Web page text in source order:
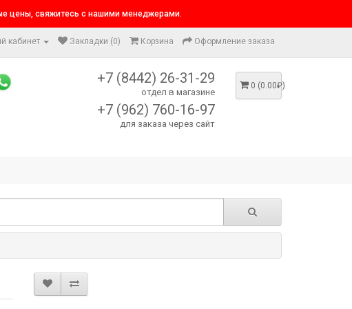
цены, свяжитесь с нашими менеджерами.
кабинет Закладки (0) Корзина Оформление заказа
+7 (8442) 26-31-29
отдел в магазине
+7 (962) 760-16-97
для заказа через сайт
0 (0.00₽)